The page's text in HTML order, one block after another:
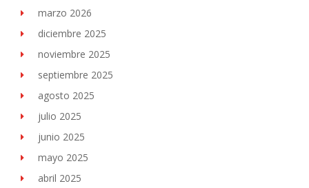
marzo 2026
diciembre 2025
noviembre 2025
septiembre 2025
agosto 2025
julio 2025
junio 2025
mayo 2025
abril 2025